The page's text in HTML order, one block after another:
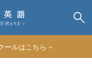
ールはこちら «